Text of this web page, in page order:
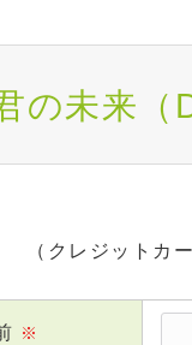
の未来（
（クレジットカ
※